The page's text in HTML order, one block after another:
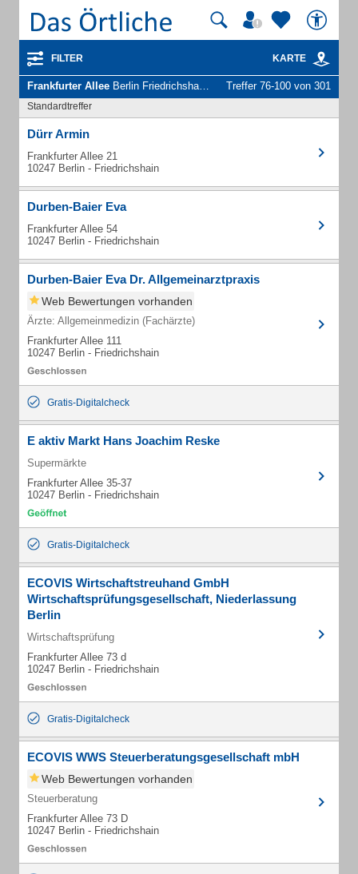
FILTER KARTE
Frankfurter Allee Berlin Friedrichshain - Unternehmen und Personen Treffer 76-100 von 301
Standardtreffer
Dürr Armin
Frankfurter Allee 21
10247 Berlin - Friedrichshain
Durben-Baier Eva
Frankfurter Allee 54
10247 Berlin - Friedrichshain
Durben-Baier Eva Dr. Allgemeinarztpraxis
Web Bewertungen vorhanden
Ärzte: Allgemeinmedizin (Fachärzte)
Frankfurter Allee 111
10247 Berlin - Friedrichshain
Gratis-Digitalcheck
E aktiv Markt Hans Joachim Reske
Supermärkte
Frankfurter Allee 35-37
10247 Berlin - Friedrichshain
Gratis-Digitalcheck
ECOVIS Wirtschaftstreuhand GmbH
Wirtschaftsprüfungsgesellschaft, Niederlassung
Berlin
Wirtschaftsprüfung
Frankfurter Allee 73 d
10247 Berlin - Friedrichshain
Gratis-Digitalcheck
ECOVIS WWS Steuerberatungsgesellschaft mbH
Web Bewertungen vorhanden
Steuerberatung
Frankfurter Allee 73 D
10247 Berlin - Friedrichshain